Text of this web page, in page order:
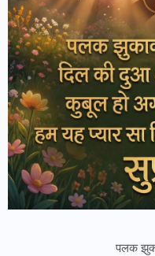
पलक